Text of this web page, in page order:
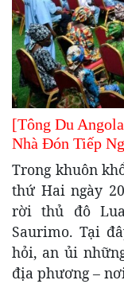
[Tông Du
Nhà Đón Tiếp
Trong khuôn
thứ Hai ngày
rời thủ đô
Saurimo. Tại
hỏi, an ủi
địa phương –